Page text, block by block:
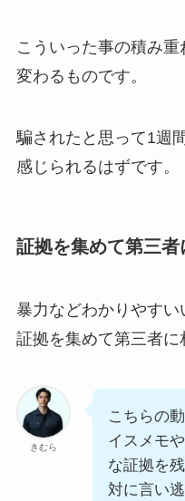
こういった事の積み
変わるものです。
騙されたと思って1週
感じられるはずです。
証拠を集めて第三者
暴力などわかりやす
証拠を集めて第三者に
きむら
こちらの
イスメモ
な証拠を
対に言い